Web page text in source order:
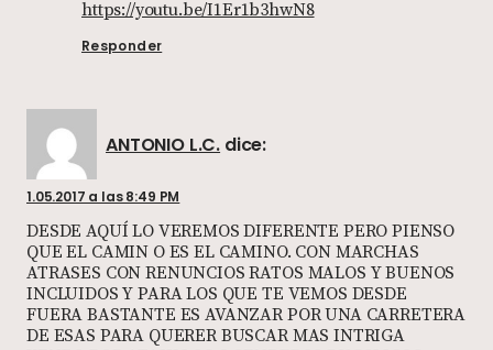
https://youtu.be/I1Er1b3hwN8
Responder
ANTONIO L.C. dice:
1.05.2017 a las 8:49 PM
DESDE AQUÍ LO VEREMOS DIFERENTE PERO PIENSO
QUE EL CAMIN O ES EL CAMINO. CON MARCHAS
ATRASES CON RENUNCIOS RATOS MALOS Y BUENOS
INCLUIDOS Y PARA LOS QUE TE VEMOS DESDE
FUERA BASTANTE ES AVANZAR POR UNA CARRETERA
DE ESAS PARA QUERER BUSCAR MAS INTRIGA